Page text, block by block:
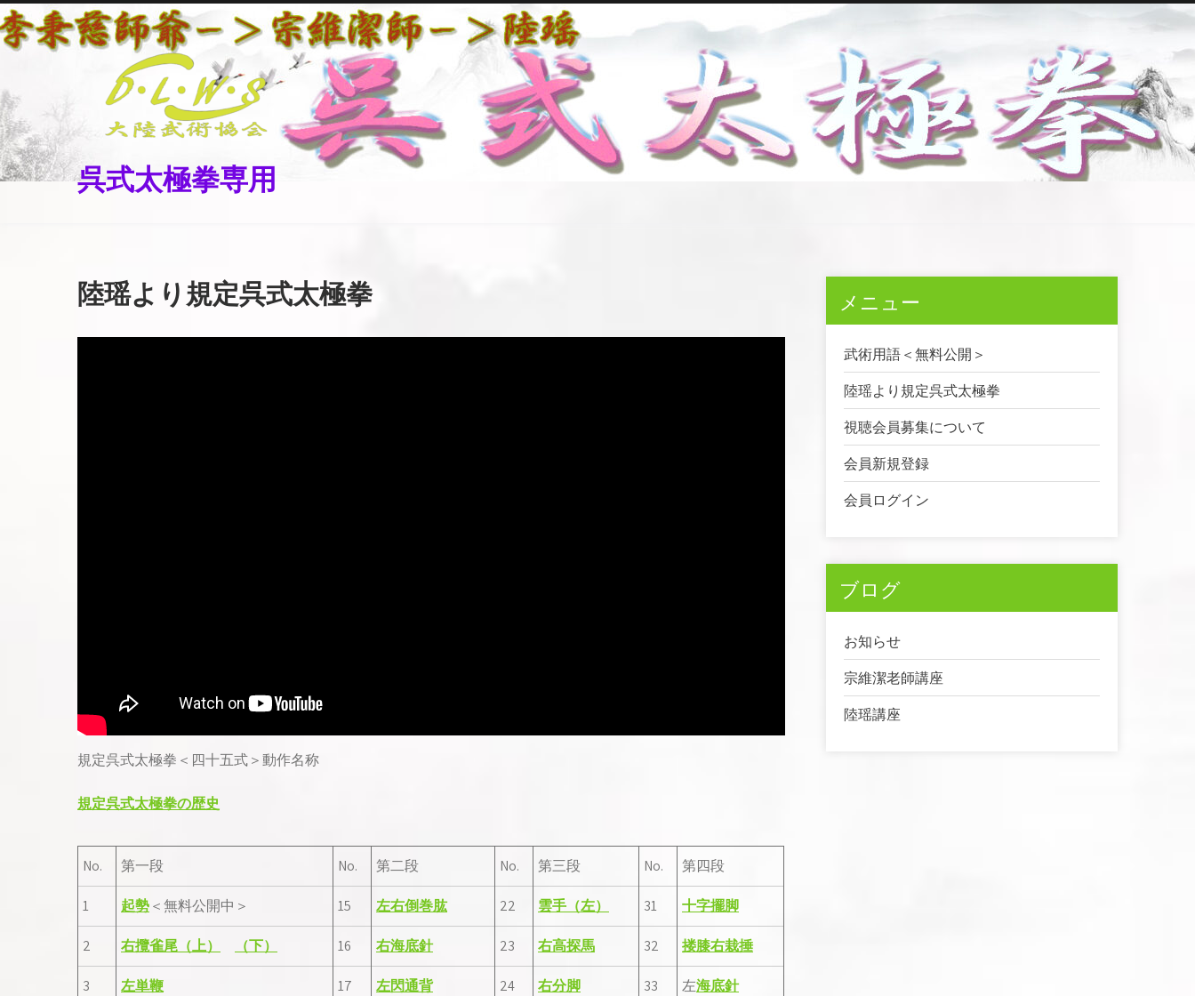
Skip
to
content
呉式太極拳専用
陸瑶より規定呉式太極拳
規定呉式太極拳＜四十五式＞動作名称
規定呉式太極拳の歴史
No. 第一段 No. 第二段 No. 第三段 No. 第四段
1 起勢＜無料公開中＞ 15 左右倒巻肱 22 雲手（左） 31 十字擺脚
2 右攬雀尾（上） （下） 16 右海底針 23 右高探馬 32 搂膝右栽捶
3 左単鞭 17 左閃通背 24 右分脚 33 左海底針
メニュー
武術用語＜無料公開＞
陸瑶より規定呉式太極拳
視聴会員募集について
会員新規登録
会員ログイン
ブログ
お知らせ
宗維潔老師講座
陸瑶講座